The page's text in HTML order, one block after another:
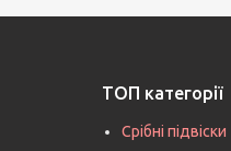
ТОП категорії
Срібні підвіски